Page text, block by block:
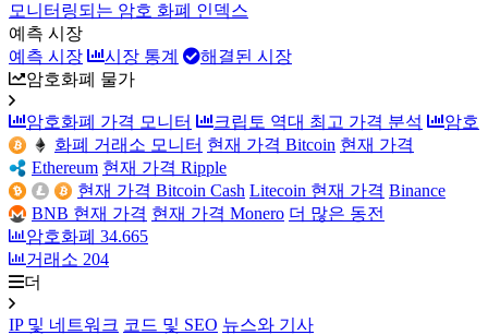
모니터링되는 암호 화폐 인덱스
예측 시장
예측 시장
시장 통계
해결된 시장
암호화폐 물가
암호화폐 가격 모니터 크립토 역대 최고 가격 분석
암호
화폐 거래소 모니터 현재 가격 Bitcoin 현재 가격
Ethereum 현재 가격 Ripple
현재 가격 Bitcoin Cash Litecoin 현재 가격 Binance
BNB 현재 가격 현재 가격 Monero 더 많은 동전
암호화폐 34.665
거래소 204
더
IP 및 네트워크 코드 및 SEO 뉴스와 기사